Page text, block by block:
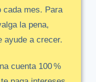
cada mes. Para
la pena,
ayude a crecer.
cuenta 100 %